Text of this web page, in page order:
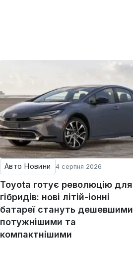
Авто Новини 4 серпня 2026
Toyota готує революцію для
гібридів: нові літій-іонні
батареї стануть дешевшими,
потужнішими та
компактнішими